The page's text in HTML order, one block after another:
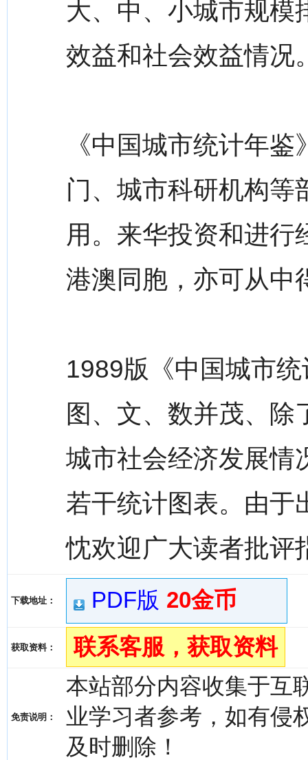
大、中、小城市规模
效益和社会效益情况
《中国城市统计年
门、城市科研机构等
用。来华投资和进行
港澳同胞，亦可从中
1989版《中国城市
图、文、数并茂、
城市社会经济发展情
若干统计图表。由于
忱欢迎广大读者批评
下载地址： PDF版 20金币
获取资料： 联系客服，获取资料
免责说明：
本站部分内容收集于互
业学习者参考，如有侵
及时删除！